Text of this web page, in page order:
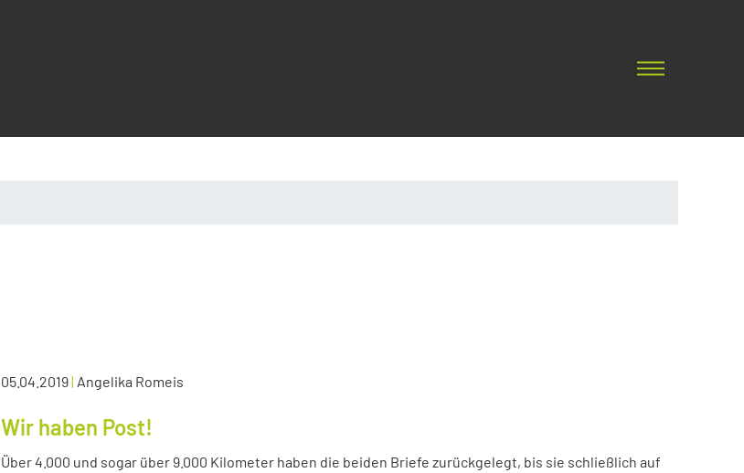
05.04.2019| Angelika Romeis
Wir haben Post!
Über 4.000 und sogar über 9.000 Kilometer haben die beiden Briefe zurückgelegt, bis sie schließlich auf